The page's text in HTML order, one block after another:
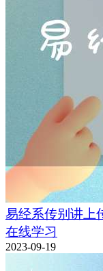
易经系传别讲上
在线学习
2023-09-19